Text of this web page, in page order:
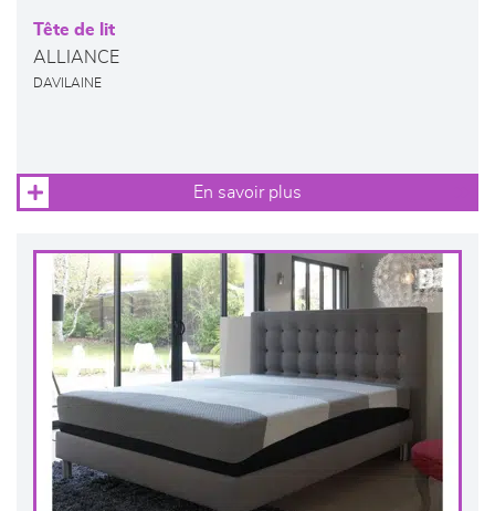
Tête de lit
ALLIANCE
DAVILAINE
En savoir plus